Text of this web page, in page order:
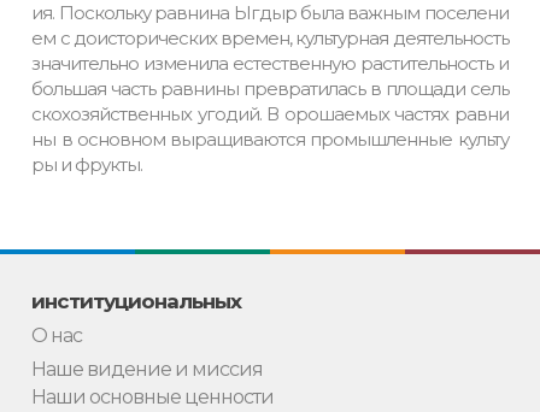
ия. Поскольку равнина Ыгдыр была важным поселени
ем с доисторических времен, культурная деятельность
значительно изменила естественную растительность и
большая часть равнины превратилась в площади сель
скохозяйственных угодий. В орошаемых частях равни
ны в основном выращиваются промышленные культу
ры и фрукты.
институциональных
О нас
Наше видение и миссия
Наши основные ценности